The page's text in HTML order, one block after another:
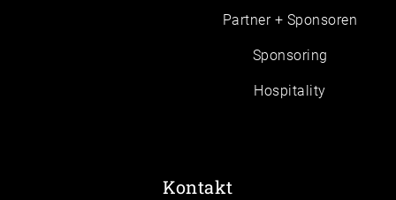
Partner + Sponsoren
Sponsoring
Hospitality
Kontakt